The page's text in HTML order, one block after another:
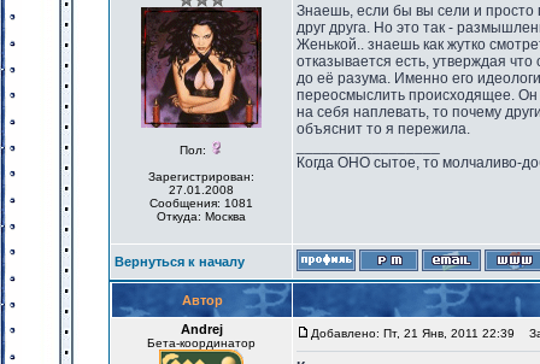
Пол:
Зарегистрирован:
27.01.2008
Сообщения: 1081
Откуда: Москва
Знаешь, если бы вы сели и просто
друг друга. Но это так -
Женькой.. знаешь как жутко
отказывается есть, утверждая
до её разума. Именно его
переосмыслить происходящее. Он
на себя наплевать, то почему
объяснит то я пережила.
Когда ОНО сытое, то молчаливо-
Вернуться к началу
Автор
Andrej
Бета-координатор
Добавлено: Пт, 21 Янв, 2011 22:39